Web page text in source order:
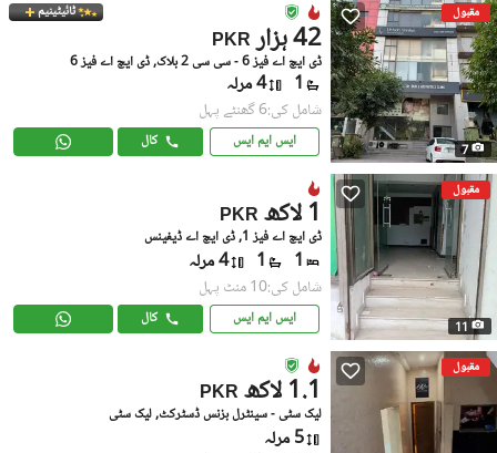
مقبول
7
ٹائیٹینیم
PKR 42 ہزار
ڈی ایچ اے فیز 6 - سی سی 2 بلاک, ڈی ایچ اے فیز 6
1 4 مرلہ
شامل کی:6 گھنٹے پہل
ایس ایم ایس کال
مقبول
11
PKR 1 لاکھ
ڈی ایچ اے فیز 1, ڈی ایچ اے ڈیفینس
1
1 4 مرلہ
شامل کی:10 منٹ پہل
ایس ایم ایس کال
مقبول
PKR 1.1 لاکھ
لیک سٹی - سینٹرل بزنس ڈسٹرکٹ, لیک سٹی
5 مرلہ